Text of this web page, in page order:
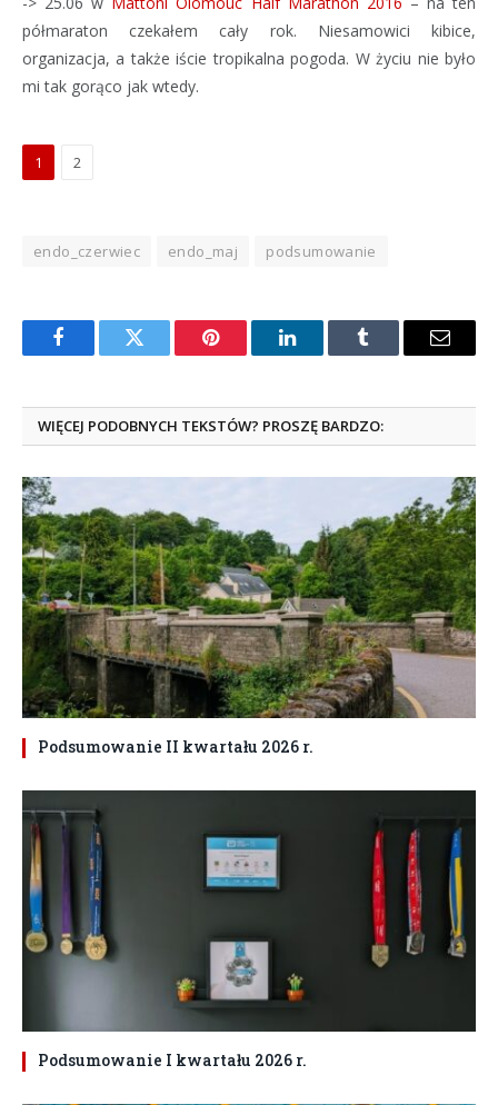
półmaraton czekałem cały rok. Niesamowici kibice,
organizacja, a także iście tropikalna pogoda. W życiu nie było
mi tak gorąco jak wtedy.
1 2
endo_czerwiec endo_maj podsumowanie
FacebookTwitter Pinterest LinkedInTumblr Email
WIĘCEJ PODOBNYCH TEKSTÓW? PROSZĘ BARDZO:
Podsumowanie II kwartału 2026 r.
Podsumowanie I kwartału 2026 r.